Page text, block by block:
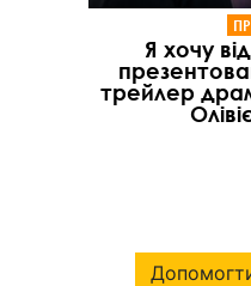
Я хочу
трейлер